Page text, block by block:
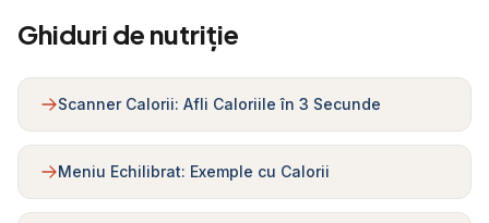
Ghiduri de nutriție
Scanner Calorii: Afli Caloriile în 3 Secunde
Meniu Echilibrat: Exemple cu Calorii